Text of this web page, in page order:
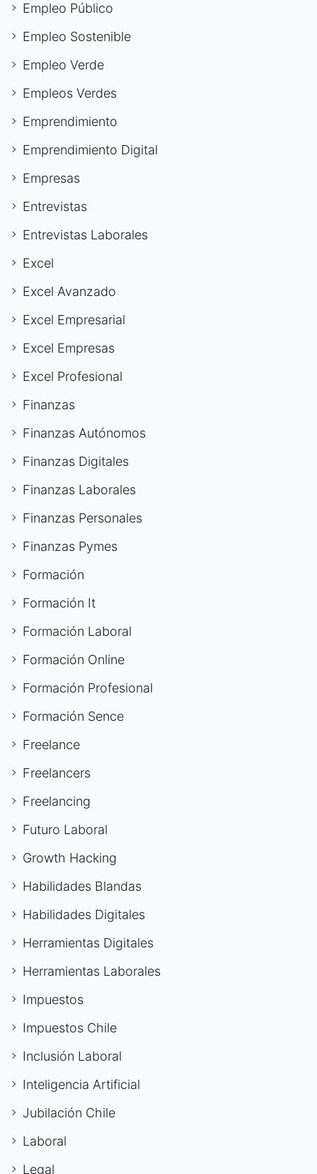
Empleo Público
Empleo Sostenible
Empleo Verde
Empleos Verdes
Emprendimiento
Emprendimiento Digital
Empresas
Entrevistas
Entrevistas Laborales
Excel
Excel Avanzado
Excel Empresarial
Excel Empresas
Excel Profesional
Finanzas
Finanzas Autónomos
Finanzas Digitales
Finanzas Laborales
Finanzas Personales
Finanzas Pymes
Formación
Formación It
Formación Laboral
Formación Online
Formación Profesional
Formación Sence
Freelance
Freelancers
Freelancing
Futuro Laboral
Growth Hacking
Habilidades Blandas
Habilidades Digitales
Herramientas Digitales
Herramientas Laborales
Impuestos
Impuestos Chile
Inclusión Laboral
Inteligencia Artificial
Jubilación Chile
Laboral
Legal